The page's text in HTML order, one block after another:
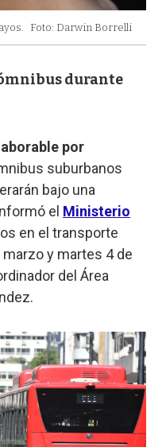
Foto: Darwin Borrelli
durante
por
suburbanos
bajo una
el Ministerio
en el transporte
y martes 4 de
del Área